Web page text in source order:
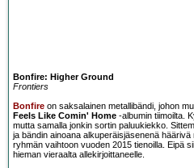
Bonfire: Higher Ground
Frontiers
Bonfire on saksalainen metallibändi, johon
Feels Like Comin' Home -albumin tiimoilta.
mutta samalla jonkin sortin paluukiekko.
ja bändin ainoana alkuperäisjäsenenä häärivä
ryhmän vaihtoon vuoden 2015 tienoilla. Eipä
hieman vieraalta allekirjoittaneelle.